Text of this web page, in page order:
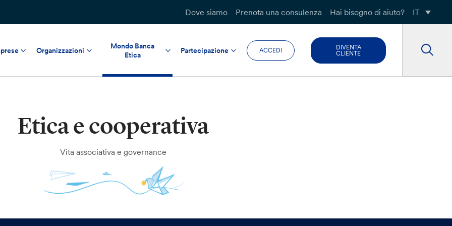
Dove siamo Prenota una consulenza Hai bisogno di aiuto? IT
Organizzazioni
Mondo Banca
Etica
Partecipazione ACCEDI
DIVENTA
CLIENTE
Etica e cooperativa
Vita associativa e governance